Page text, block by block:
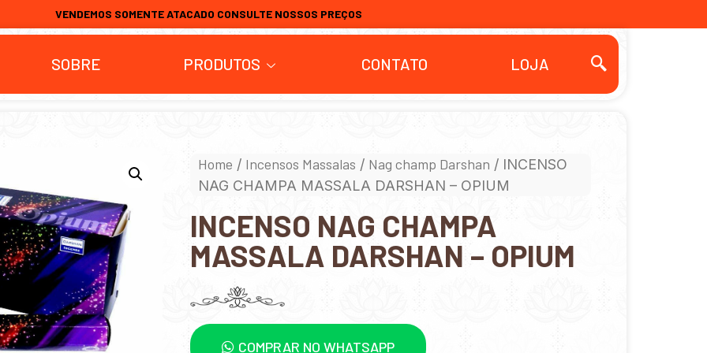
VENDEMOS SOMENTE ATACADO CONSULTE NOSSOS PREÇOS
SOBRE PRODUTOS CONTATO LOJA
Home / Incensos Massalas / Nag champ Darshan / INCENSO
NAG CHAMPA MASSALA DARSHAN – OPIUM
INCENSO NAG CHAMPA
MASSALA DARSHAN – OPIUM
COMPRAR NO WHATSAPP